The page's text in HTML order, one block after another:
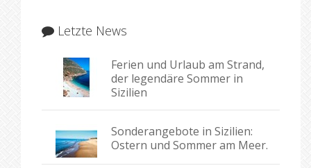
Letzte News
Ferien und Urlaub am Strand,
der legendäre Sommer in
Sizilien
Sonderangebote in Sizilien:
Ostern und Sommer am Meer.